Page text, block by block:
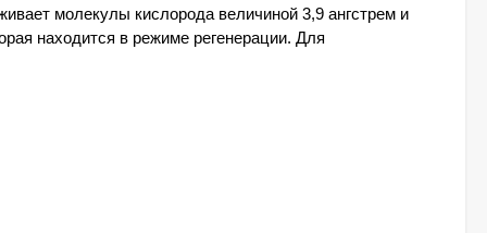
молекулы кислорода величиной 3,9 ангстрем и
находится в режиме регенерации. Для